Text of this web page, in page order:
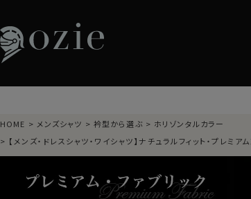
HOME メンズシャツ 衿型から選ぶ
ホリゾンタルカラー
【メンズ・ドレスシャツ・ワイシャツ】ナチュラルフィット・プレミ